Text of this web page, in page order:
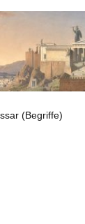
(Begriffe)